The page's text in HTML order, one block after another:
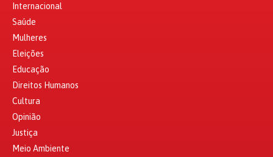
Internacional
Saúde
Mulheres
Eleições
Educação
Direitos Humanos
Cultura
Opinião
Justiça
Meio Ambiente